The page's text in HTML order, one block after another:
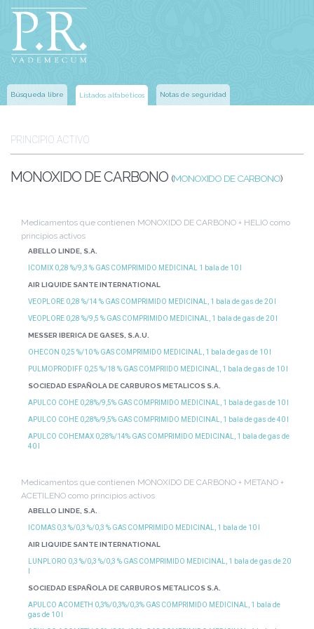
Búsqueda libre Listados alfabéticos Notas de seguridad
PRINCIPIO ACTIVO
MONOXIDO DE CARBONO (MONOXIDO DE CARBONO)
Medicamentos que contienen MONOXIDO DE CARBONO + HELIO como
principios activos
ABELLO LINDE, S.A.
ICOMIX 0,28 %/9,3 % GAS COMPRIMIDO MEDICINAL 1 bala de 10 l
AIR LIQUIDE SANTE INTERNATIONAL
VEOPLORE 0,28 %/14 % GAS COMPRIMIDO MEDICINAL, 1 bala de gas de 20 l
VEOPLORE 0,28 %/9,5 % GAS COMPRIMIDO MEDICINAL, 1 bala de gas de 20 l
MESSER IBERICA DE GASES, S.A.U.
OHECON 0,25 %/10 % GAS COMPRIMIDO MEDICINAL, 1 bala de gas de 10 l
PULMOPRODIFF 0,25 %/18 % GAS COMPRIIDO MEDICINAL, 1 bala de gas de 10 l
SOCIEDAD ESPAÑOLA DE CARBUROS METALICOS S.A.
APULCO COHE 0,28%/9,5% GAS COMPRIMIDO MEDICINAL, 1 bala de gas de 10 l
APULCO COHE 0,28%/9,5% GAS COMPRIMIDO MEDICINAL, 1 bala de gas de 40 l
APULCO COHEMAX 0,28%/14% GAS COMPRIMIDO MEDICINAL, 1 bala de gas de
40 l
Medicamentos que contienen MONOXIDO DE CARBONO + METANO +
ACETILENO como principios activos
ABELLO LINDE, S.A.
ICOMAS 0,3 %/0,3 %/0,3 % GAS COMPRIMIDO MEDICINAL, 1 bala de 10 l
AIR LIQUIDE SANTE INTERNATIONAL
LUNPLORO 0,3 %/0,3 %/0,3 % GAS COMPRIMIDO MEDICINAL, 1 bala de gas de 20
SOCIEDAD ESPAÑOLA DE CARBUROS METALICOS S.A.
APULCO ACOMETH 0,3%/0,3%/0,3% GAS COMPRIMIDO MEDICINAL, 1 bala de
gas de 10 l